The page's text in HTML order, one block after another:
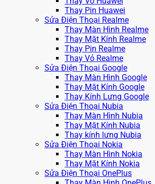
Thay Pin Huawei
Sửa Điện Thoại Realme
Thay Màn Hình Realme
Thay Mặt Kính Realme
Thay Pin Realme
Thay Vỏ Realme
Sửa Điện Thoại Google
Thay Màn Hình Google
Thay Mặt Kính Google
Thay Kính Lưng Google
Sửa Điện Thoại Nubia
Thay Màn Hình Nubia
Thay Mặt Kính Nubia
Thay kính lưng Nubia
Sửa Điện Thoại Nokia
Thay Màn Hình Nokia
Thay Mặt Kính Nokia
Sửa Điện Thoại OnePlus